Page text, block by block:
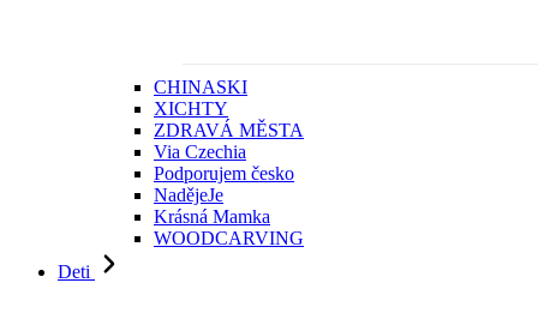
CHINASKI
XICHTY
ZDRAVÁ MĚSTA
Via Czechia
Podporujem česko
NadějeJe
Krásná Mamka
WOODCARVING
Deti